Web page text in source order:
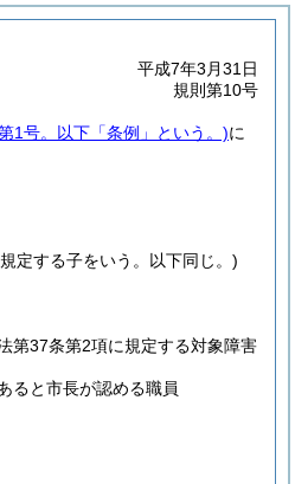
平成7年3月31日
規則第10号
1号。以下「条例」という。)に
定する子をいう。以下同じ。)
第37条第2項に規定する対象障害
ると市長が認める職員